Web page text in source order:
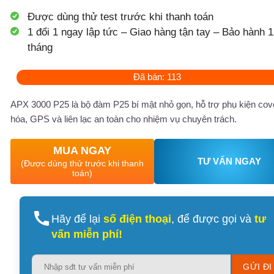
Được dùng thử test trước khi thanh toán
1 đổi 1 ngay lập tức – Giao hàng tận tay – Bảo hành
tháng
Đã bán: 113
APX 3000 P25 là bộ đàm P25 bí mật nhỏ gọn, hỗ trợ phụ kiện
hóa, GPS và liên lạc an toàn cho nhiệm vụ chuyên trách.
MUA NGAY
(Được dùng thử trước khi thanh
toán)
TƯ VẤN NGAY
Hãy để lại số điện thoại, để được gọi và tư
vấn miễn phí!
Please